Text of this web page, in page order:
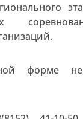
форме